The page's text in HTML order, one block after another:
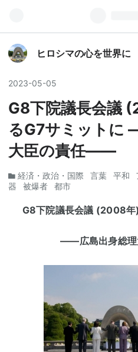
ヒロシマの心を世界
2023-05-05
G8下院議長会議
るG7サミットに
大臣の責任――
経済・政治・国際 言葉 平和
器
被爆者 都市
G8下院議長会議 (2008年)
――広島出身総